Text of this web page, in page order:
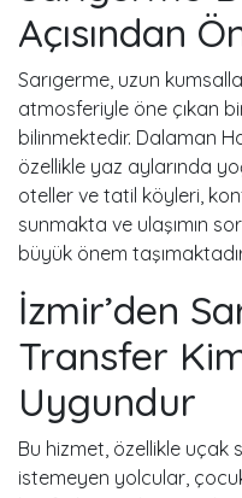
Açısından
Sarıgerme, uzun
atmosferiyle öne çıkan
bilinmektedir. Dalaman
özellikle yaz aylarında
oteller ve tatil köyleri,
sunmakta ve ulaşımın
büyük önem
İzmir’den
Transfer
Uygundur
Bu hizmet, özellikle uçak
istemeyen yolcular,